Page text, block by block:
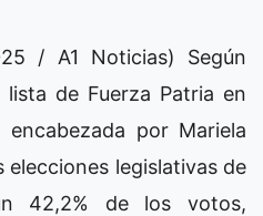
/ A1 Noticias) Según
de Fuerza Patria en
por Mariela
elecciones legislativas de
42,2% de los votos,